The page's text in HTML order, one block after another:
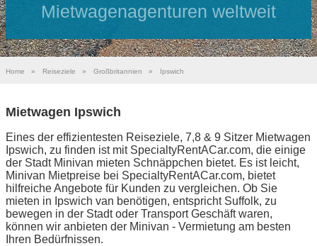
Mietwagenagenturen weltweit
Home » Reiseziele » Großbritannien » Ipswich
Mietwagen Ipswich
Eines der effizientesten Reiseziele, 7,8 & 9 Sitzer Mietwagen
Ipswich, zu finden ist mit SpecialtyRentACar.com, die einige
der Stadt Minivan mieten Schnäppchen bietet. Es ist leicht,
Minivan Mietpreise bei SpecialtyRentACar.com, bietet
hilfreiche Angebote für Kunden zu vergleichen. Ob Sie
mieten in Ipswich van benötigen, entspricht Suffolk, zu
bewegen in der Stadt oder Transport Geschäft waren,
können wir anbieten der Minivan - Vermietung am besten
Ihren Bedürfnissen.